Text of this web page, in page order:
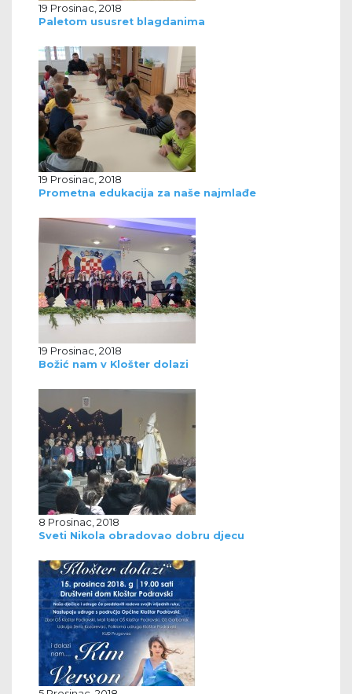
19 Prosinac, 2018
Paletom ususret blagdanima
19 Prosinac, 2018
Prometna edukacija za naše najmlađe
19 Prosinac, 2018
Božić nam v Klošter dolazi
8 Prosinac, 2018
Sveti Nikola obradovao dobru djecu